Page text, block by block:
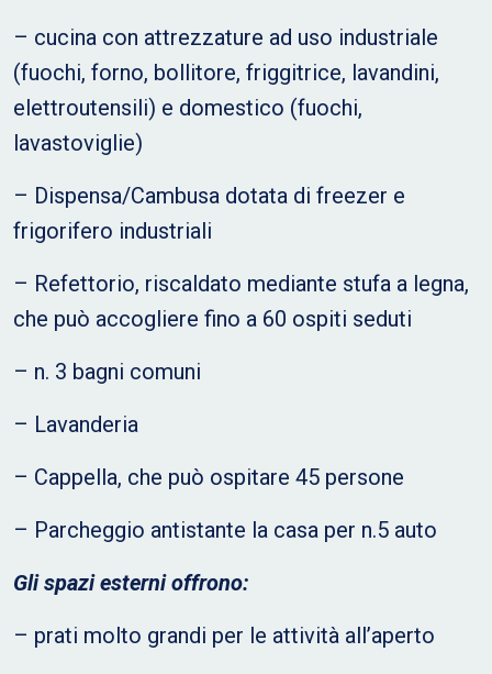
– cucina con attrezzature ad uso industriale
(fuochi, forno, bollitore, friggitrice, lavandini,
elettroutensili) e domestico (fuochi,
lavastoviglie)
– Dispensa/Cambusa dotata di freezer e
frigorifero industriali
– Refettorio, riscaldato mediante stufa a legna,
che può accogliere fino a 60 ospiti seduti
– n. 3 bagni comuni
– Lavanderia
– Cappella, che può ospitare 45 persone
– Parcheggio antistante la casa per n.5 auto
Gli spazi esterni offrono:
– prati molto grandi per le attività all’aperto